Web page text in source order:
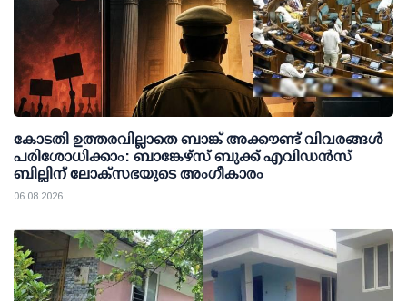
കോടതി ഉത്തരവില്ലാതെ ബാങ്ക് അക്കൗണ്ട് വിവരങ്ങള്‍
പരിശോധിക്കാം: ബാങ്കേഴ്സ് ബുക്ക് എവിഡന്‍സ്
ബില്ലിന് ലോക്സഭയുടെ അംഗീകാരം
06 08 2026